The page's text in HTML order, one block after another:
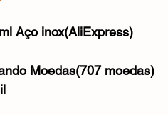
5 estrelas.
Aço inox(AliExpress)
Moedas(707 moedas)